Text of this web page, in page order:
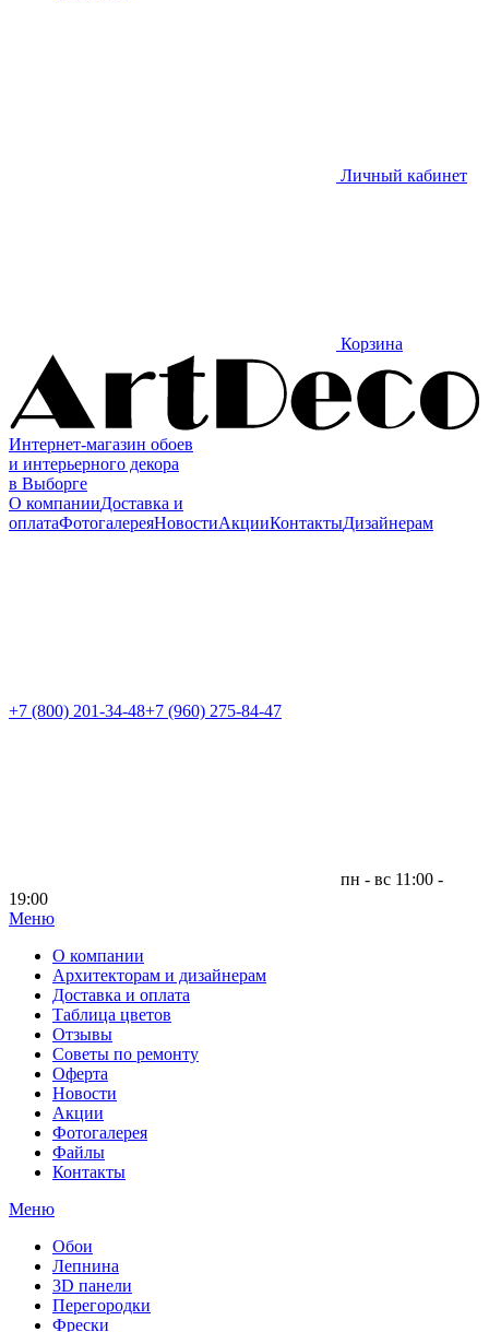
Личный кабинет
Корзина
Интернет-магазин обоев
и интерьерного декора
в Выборге
О компанииДоставка и
оплатаФотогалереяНовостиАкцииКонтактыДизайнерам
+7 (800) 201-34-48+7 (960) 275-84-47
пн - вс 11:00 -
19:00
Меню|
О компании
Архитекторам и дизайнерам
Доставка и оплата
Таблица цветов
Отзывы
Советы по ремонту
Оферта
Новости
Акции
Фотогалерея
Файлы
Контакты
Меню
Обои
Лепнина
3D панели
Перегородки
Фрески